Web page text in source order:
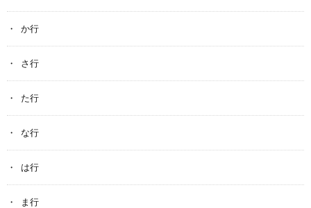
か行
さ行
た行
な行
は行
ま行